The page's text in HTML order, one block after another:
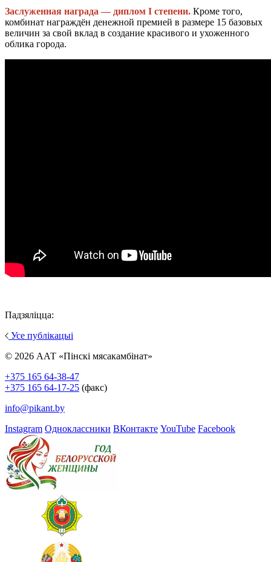
Заслуженная награда — диплом I степени. Кроме того,
комбинат награждён денежной премией в размере 15 базовых
величин за свой вклад в создание красивого и ухоженного
облика города.
Падзяліцца:
Усе публікацыі
© 2026 ААТ «Пінскі мясакамбінат»
+375 165 64-38-47
+375 165 64-17-25 (факс)
info@pikant.by
Instagram Одноклассники ВКонтакте YouTube Facebook